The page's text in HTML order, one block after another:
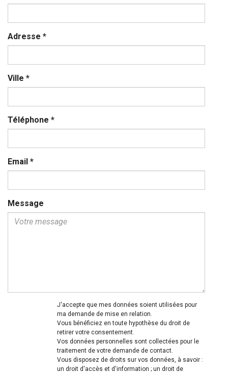
Adresse *
Ville *
Téléphone *
Email *
Message
J'accepte que mes données soient utilisées pour
ma demande de mise en relation.
Vous bénéficiez en toute hypothèse du droit de
retirer votre consentement.
Vos données personnelles sont collectées pour le
traitement de votre demande de contact.
Vous disposez de droits sur vos données, à savoir :
un droit d'accès et d'information ; un droit de